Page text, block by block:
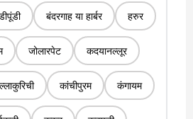
बंदरगाह या हार्बर हरुर
जोलारपेट कदयानल्लूर
कांचीपुरम कंगायम